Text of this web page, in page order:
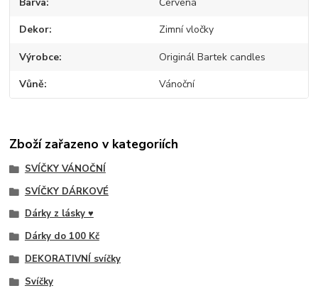
Dekor Zimní vločky
Výrobce Originál Bartek candles
Vůně Vánoční
Zboží zařazeno v kategoriích
SVÍČKY VÁNOČNÍ
SVÍČKY DÁRKOVÉ
Dárky z lásky ♥
Dárky do 100 Kč
DEKORATIVNÍ svíčky
Svíčky